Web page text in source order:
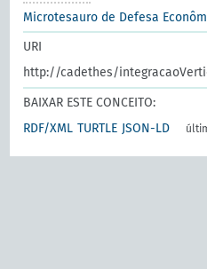
Microtesauro de Defesa
URI
http://cadethes/
BAIXAR ESTE CONCEITO:
RDF/XML TURTLE JSON-LD